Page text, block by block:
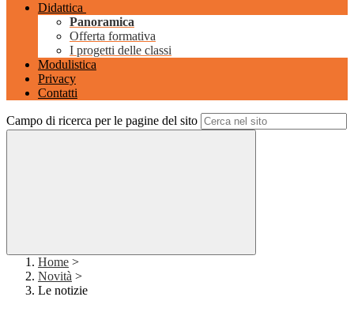
Didattica
Panoramica
Offerta formativa
I progetti delle classi
Modulistica
Privacy
Contatti
Campo di ricerca per le pagine del sito
Home >
Novità >
Le notizie